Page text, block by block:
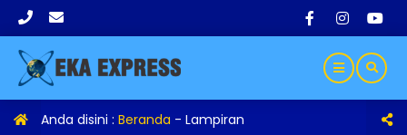
Anda disini : Beranda - Lampiran